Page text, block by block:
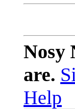
Nosy
are.
Help